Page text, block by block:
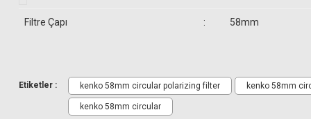
Filtre Çapı : 58mm
Etiketler : kenko 58mm circular polarizing filter kenko 58mm
kenko 58mm circular